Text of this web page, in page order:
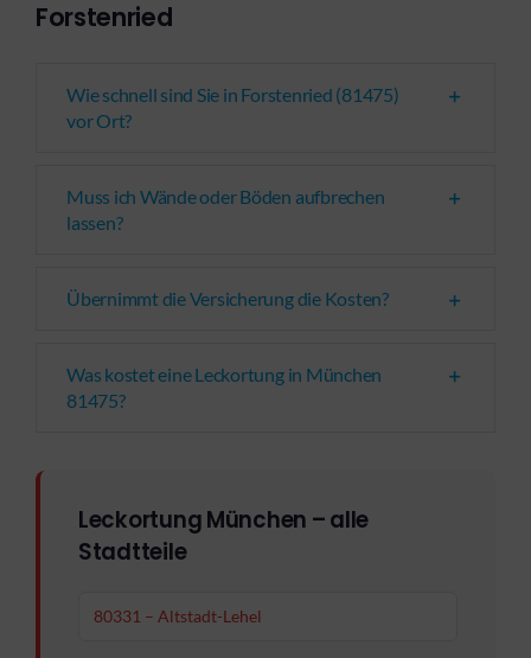
Forstenried
Wie schnell sind Sie in Forstenried (81475)
vor Ort?
Muss ich Wände oder Böden aufbrechen
lassen?
Übernimmt die Versicherung die Kosten?
Was kostet eine Leckortung in München
81475?
Leckortung München – alle
Stadtteile
80331 – Altstadt-Lehel